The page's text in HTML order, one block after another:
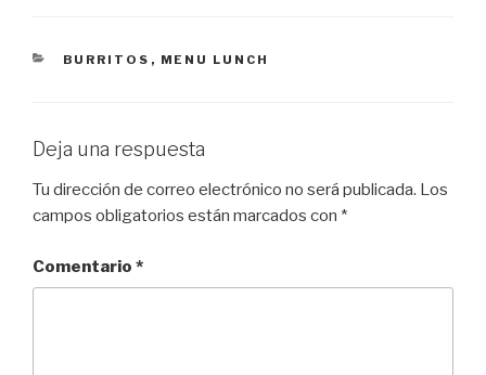
CATEGORÍAS
BURRITOS , MENU LUNCH
Deja una respuesta
Tu dirección de correo electrónico no será publicada. Los
campos obligatorios están marcados con *
Comentario *